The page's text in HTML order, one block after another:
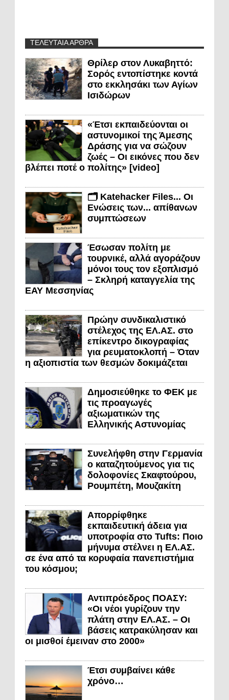
ΤΕΛΕΥΤΑΙΑ ΑΡΘΡΑ
Θρίλερ στον Λυκαβηττό:
Σορός εντοπίστηκε κοντά
στο εκκλησάκι των Αγίων
Ισιδώρων
«Έτσι εκπαιδεύονται οι
αστυνομικοί της Άμεσης
Δράσης για να σώζουν
ζωές – Οι εικόνες που δεν
βλέπει ποτέ ο πολίτης» [video]
🗂️ Katehacker Files... Οι
Ενώσεις των... απίθανων
συμπτώσεων
Έσωσαν πολίτη με
τουρνικέ, αλλά αγοράζουν
μόνοι τους τον εξοπλισμό
– Σκληρή καταγγελία της
ΕΑΥ Μεσσηνίας
Πρώην συνδικαλιστικό
στέλεχος της ΕΛ.ΑΣ. στο
επίκεντρο δικογραφίας
για ρευματοκλοπή – Όταν
η αξιοπιστία των θεσμών δοκιμάζεται
Δημοσιεύθηκε το ΦΕΚ με
τις προαγωγές
αξιωματικών της
Ελληνικής Αστυνομίας
Συνελήφθη στην Γερμανία
ο καταζητούμενος για τις
δολοφονίες Σκαφτούρου,
Ρουμπέτη, Μουζακίτη
Απορρίφθηκε
εκπαιδευτική άδεια για
υποτροφία στο Tufts: Ποιο
μήνυμα στέλνει η ΕΛ.ΑΣ.
σε ένα από τα κορυφαία πανεπιστήμια
του κόσμου;
Αντιπρόεδρος ΠΟΑΣΥ:
«Οι νέοι γυρίζουν την
πλάτη στην ΕΛ.ΑΣ. – Οι
βάσεις κατρακύλησαν και
οι μισθοί έμειναν στο 2000»
Έτσι συμβαίνει κάθε
χρόνο…